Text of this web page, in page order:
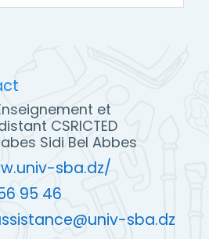
et
CSRICTED
Sidi Bel Abbes
sba.dz/
95 46
sba.dz